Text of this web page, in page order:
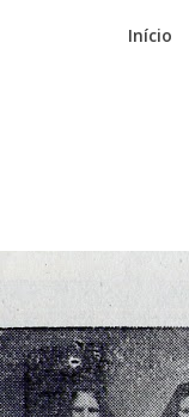
Início